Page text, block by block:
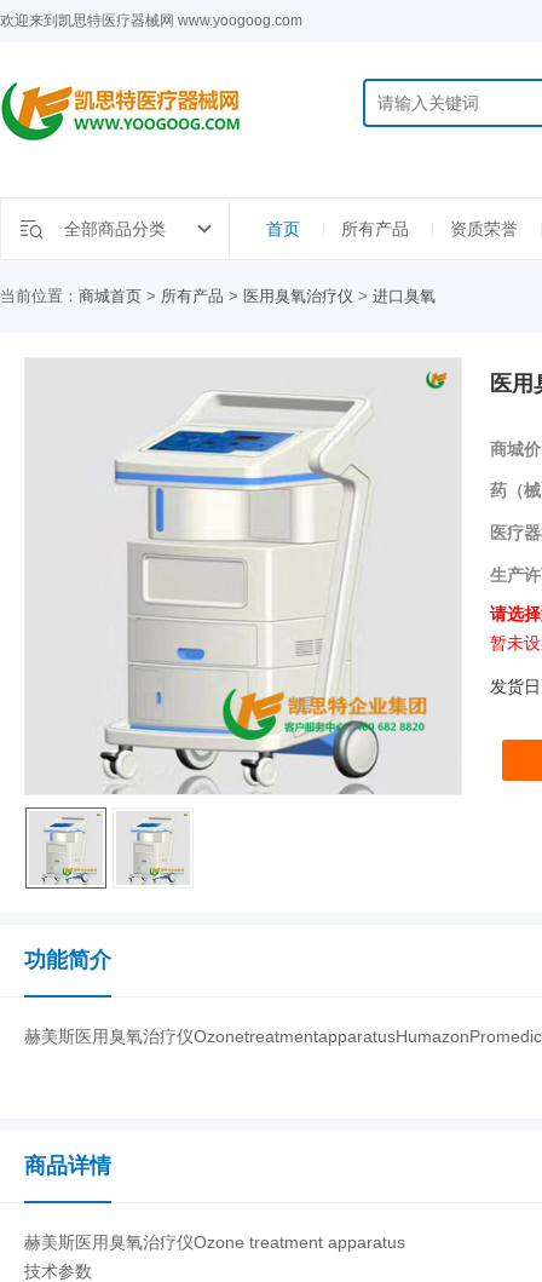
欢迎来到凯思特医疗器械网 www.yoogoog.com
全部商品分类 首页 所有产品 资质荣誉
当前位置： 商城首页 > 所有产品 > 医用臭氧治疗仪 > 进口臭氧
医
商城
药（
医疗
生产
请选
暂未
发货
功能简介
赫美斯医用臭氧治疗仪OzonetreatmentapparatusHumazonPromedic
商品详情
赫美斯医用臭氧治疗仪Ozone treatment apparatus
技术参数